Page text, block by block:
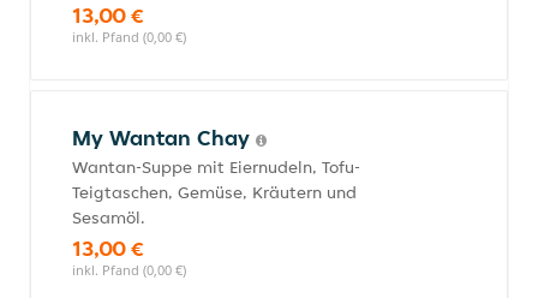
13,00 €
inkl. Pfand (0,00 €)
My Wantan Chay
Wantan-Suppe mit Eiernudeln, Tofu-
Teigtaschen, Gemüse, Kräutern und
Sesamöl.
13,00 €
inkl. Pfand (0,00 €)